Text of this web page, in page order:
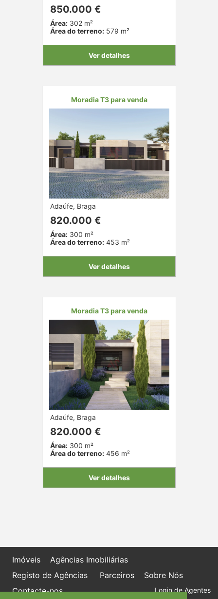
850.000 €
Área:302 m²
Área do terreno:579 m²
Ver detalhes
Moradia T3 para venda
Adaúfe, Braga
820.000 €
Área:300 m²
Área do terreno:453 m²
Ver detalhes
Moradia T3 para venda
Adaúfe, Braga
820.000 €
Área:300 m²
Área do terreno:456 m²
Ver detalhes
Imóveis
Agências Imobiliárias
Registo de Agências
Parceiros
Sobre Nós
Contacte-nos
Login de Agentes